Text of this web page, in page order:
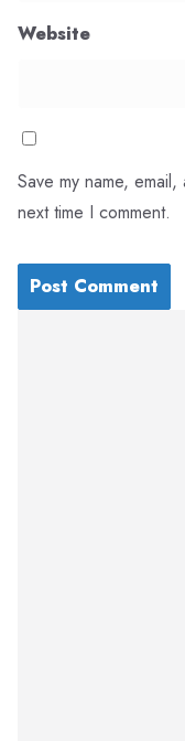
Website
Save my name,
next time I comment.